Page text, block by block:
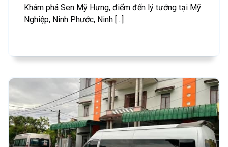
Khám phá Sen Mỹ Hưng, điểm đến lý tưởng tại Mỹ
Nghiệp, Ninh Phước, Ninh [...]